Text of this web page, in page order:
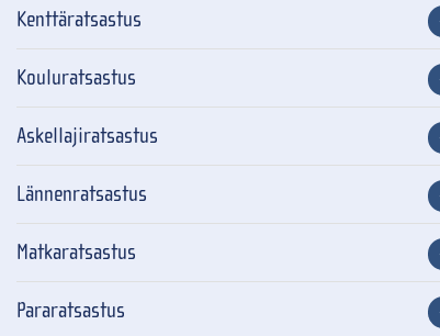
Kenttäratsastus
Kouluratsastus
Askellajiratsastus
Lännenratsastus
Matkaratsastus
Pararatsastus